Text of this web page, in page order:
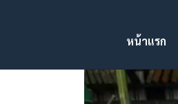
หน้าแรก